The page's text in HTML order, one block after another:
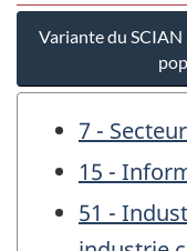
Variante du
7 -
15 -
51 -